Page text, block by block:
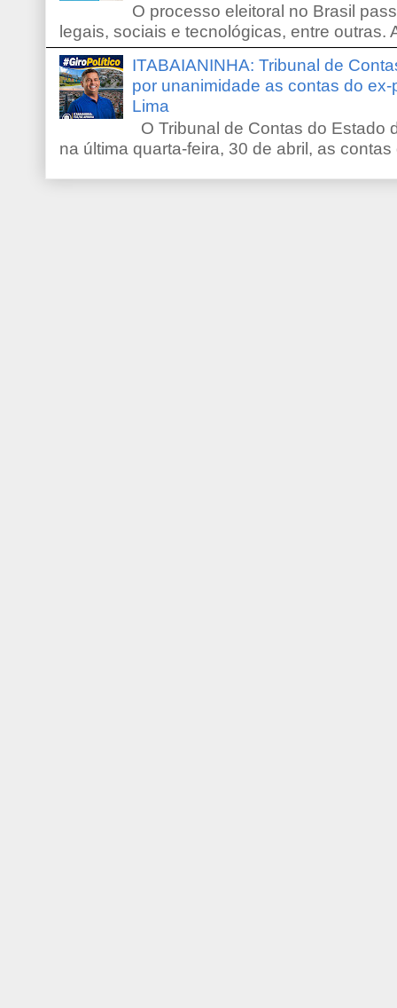
O processo eleitoral no Brasil
legais, sociais e tecnológicas, entre outras.
ITABAIANINHA: Tribunal de
por unanimidade as contas do
Lima
O Tribunal de Contas do Estado
na última quarta-feira, 30 de abril, as